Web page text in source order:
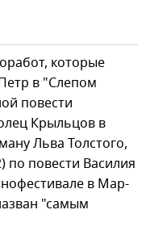
которые
в "Слепом
повести
Крыльцов в
Льва Толстого,
по повести Василия
в Мар-
"самым